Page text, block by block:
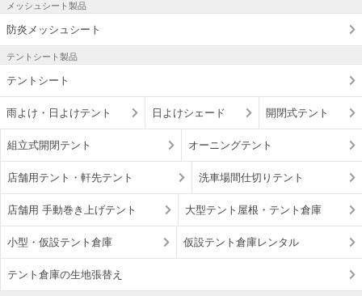
メッシュシート製品
防炎メッシュシート
テントシート製品
テントシート
雨よけ・日よけテント 日よけシェード 開閉式テント
組立式開閉テント オーニングテント
店舗用テント・軒先テント 洗車場間仕切りテント
店舗用 手動巻き上げテント 大型テント屋根・テント倉庫
小型・仮設テント倉庫 仮設テント倉庫レンタル
テント倉庫の生地張替え